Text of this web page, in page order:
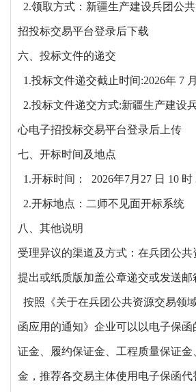
2.领取方式：新疆生产建设兵团公
招投标交易平台登录后下载
六、投标文件的递交
1.投标文件递交截止时间:2026年 7
2.投标文件递交方式:新疆生产建设
心电子招投标交易平台登录后上传
七、开标时间及地点
1.开标时间： 2026年7月27 日 10 时
2.开标地点：二师不见面开标系统
八、其他说明
受理异议的渠道及方式：在兵团公共
提出或纸质版加盖公章递交或发送邮
按照《关于在兵团公共资源交易领
函应用的通知》企业可以以电子保
证金、履约保证金、工程质量保证金
金，推荐各交易主体使用电子保函代